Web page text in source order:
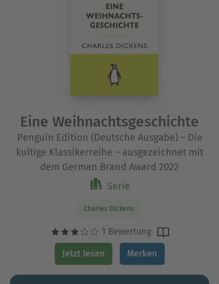
Eine Weihnachtsgeschichte
Penguin Edition (Deutsche Ausgabe) – Die
kultige Klassikerreihe – ausgezeichnet mit
dem German Brand Award 2022
Serie
Charles Dickens
1 Bewertung
Jetzt lesen Merken